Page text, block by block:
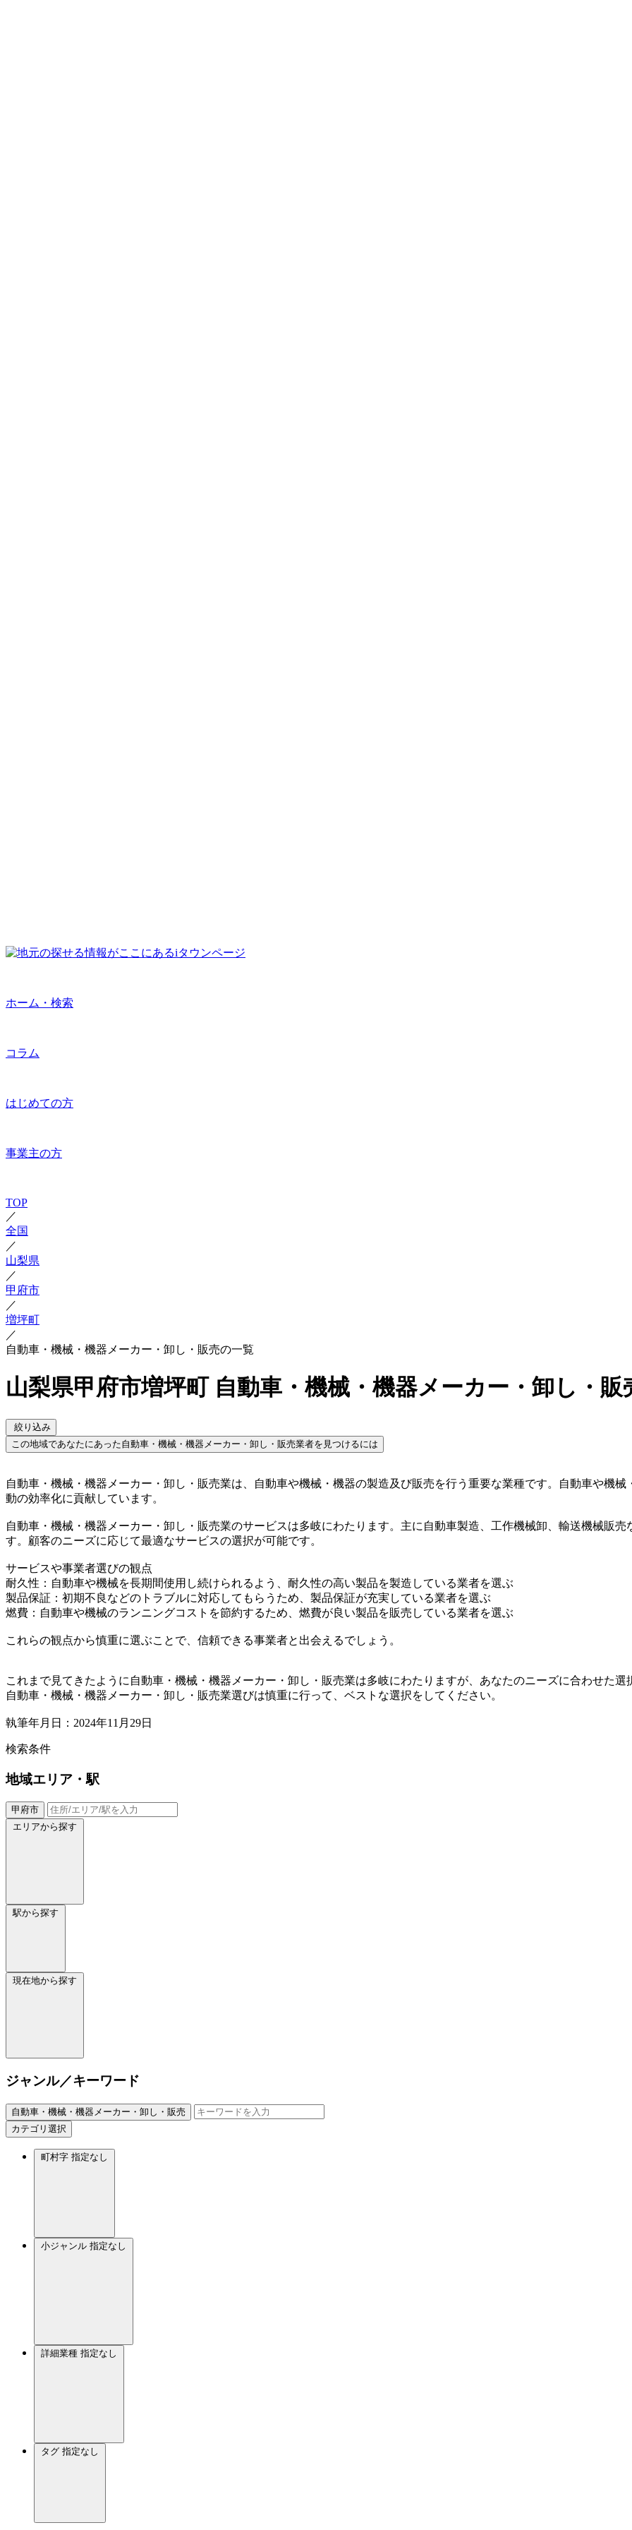
ホーム・検索
コラム
はじめての方
事業主の方
TOP
／
全国
／
山梨県
／
甲府市
／
増坪町
／
自動車・機械・機器メーカー・卸し・販売の一覧
山梨県甲府市増坪町 自動車・機械・機器メーカー・卸し・販
絞り込み
この地域であなたにあった自動車・機械・機器メーカー・卸し・販売業者を見つけるには
自動車・機械・機器メーカー・卸し・販売業は、自動車や機械・機器の製造及び販売を行う重要な業種です。自動車や機
動の効率化に貢献しています。
自動車・機械・機器メーカー・卸し・販売業のサービスは多岐にわたります。主に自動車製造、工作機械卸、輸送機械販
す。顧客のニーズに応じて最適なサービスの選択が可能です。
サービスや事業者選びの観点
耐久性：自動車や機械を長期間使用し続けられるよう、耐久性の高い製品を製造している業者を選ぶ
製品保証：初期不良などのトラブルに対応してもらうため、製品保証が充実している業者を選ぶ
燃費：自動車や機械のランニングコストを節約するため、燃費が良い製品を販売している業者を選ぶ
これらの観点から慎重に選ぶことで、信頼できる事業者と出会えるでしょう。
これまで見てきたように自動車・機械・機器メーカー・卸し・販売業は多岐にわたりますが、あなたのニーズに合わせた選
自動車・機械・機器メーカー・卸し・販売業選びは慎重に行って、ベストな選択をしてください。
執筆年月日：2024年11月29日
検索条件
地域エリア・駅
甲府市
エリアから探す
駅から探す
現在地から探す
ジャンル／キーワード
自動車・機械・機器メーカー・卸し・販売
カテゴリ選択
町村字 指定なし
小ジャンル 指定なし
詳細業種 指定なし
タグ 指定なし